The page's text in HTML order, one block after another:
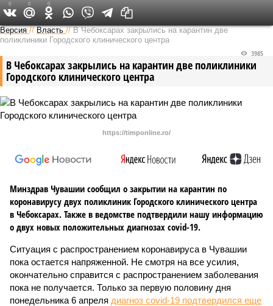
Версия в Чувашии
Версия //Власть //В Чебоксарах закрылись на карантин две
поликлиники Городского клинического центра
В Чебоксарах закрылись на карантин две поликлиники
Городского клинического центра
3985
https://timponline.ro/
Минздрав Чувашии сообщил о закрытии на карантин по
коронавирусу двух поликлиник Городского клинического центра
в Чебоксарах. Также в ведомстве подтвердили нашу информацию
о двух новых положительных диагнозах covid-19.
Ситуация с распространением коронавируса в Чувашии
пока остается напряженной. Не смотря на все усилия,
окончательно справится с распространением заболевания
пока не получается. Только за первую половину дня
понедельника 6 апреля диагноз covid-19 подтвердился еще
0 0 0